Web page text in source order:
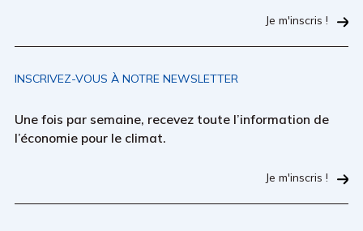
Je m'inscris !
INSCRIVEZ-VOUS À NOTRE NEWSLETTER
Une fois par semaine, recevez toute l’information de
l’économie pour le climat.
Je m'inscris !